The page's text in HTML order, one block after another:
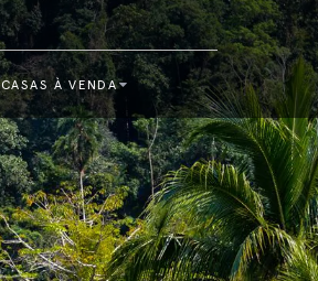
CASAS À VENDA